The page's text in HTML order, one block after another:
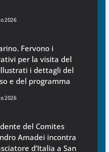
2026
Fervono i
per la visita del
i dettagli del
e del programma
2026
del Comites
Amadei incontra
d’Italia a San